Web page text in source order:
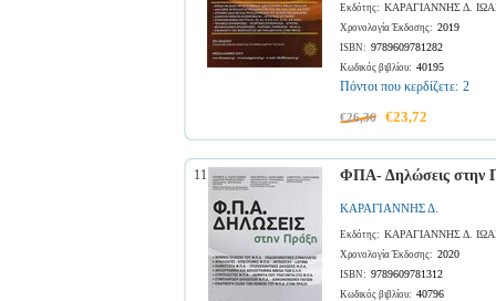
Εκδότης: ΚΑΡΑΓΙΑΝΝΗΣ Δ.
Χρονολογία Έκδοσης: 2019
ISBN: 9789609781282
Κωδικός βιβλίου: 40195
Πόντοι που κερδίζετε: 2
€26,36 €23,72
11 ΦΠΑ- Δηλώσεις στην
ΚΑΡΑΓΙΑΝΝΗΣ Δ.
Εκδότης: ΚΑΡΑΓΙΑΝΝΗΣ Δ.
Χρονολογία Έκδοσης: 2020
ISBN: 9789609781312
Κωδικός βιβλίου: 40796